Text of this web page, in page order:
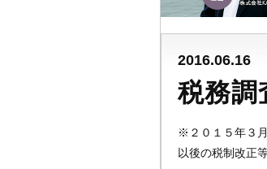
2016.06.16
税務
※２０１５年３
以後の税制改正